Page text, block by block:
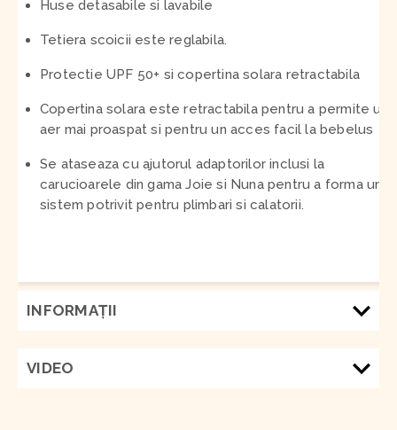
Huse detasabile si lavabile
Tetiera scoicii este reglabila.
Protectie UPF 50+ si copertina solara retractabila
Copertina solara este retractabila pentru a permite un
aer mai proaspat si pentru un acces facil la bebelus
Se ataseaza cu ajutorul adaptorilor inclusi la
carucioarele din gama Joie si Nuna pentru a forma un
sistem potrivit pentru plimbari si calatorii.
INFORMAŢII
VIDEO